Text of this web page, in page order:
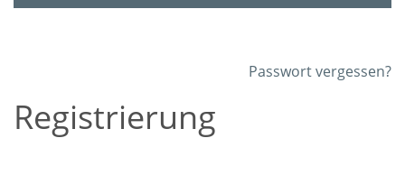
Passwort vergessen?
Registrierung